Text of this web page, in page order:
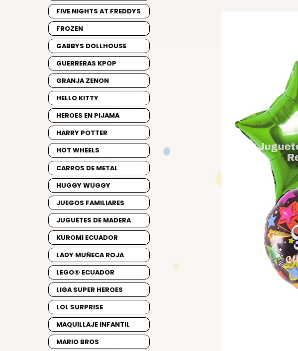
FIVE NIGHTS AT FREDDYS
FROZEN
GABBYS DOLLHOUSE
GUERRERAS KPOP
GRANJA ZENON
HELLO KITTY
HEROES EN PIJAMA
HARRY POTTER
HOT WHEELS
CARROS DE METAL
HUGGY WUGGY
JUEGOS FAMILIARES
JUGUETES DE MADERA
KUROMI ECUADOR
LADY MUÑECA ROJA
LEGO® ECUADOR
LIGA SUPER HEROES
LOL SURPRISE
MAQUILLAJE INFANTIL
MARIO BROS